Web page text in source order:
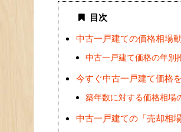
目次
中古一戸建ての価格相場
中古一戸建て価格の年別
今すぐ中古一戸建て価格
築年数に対する価格相場
中古一戸建ての「売却相